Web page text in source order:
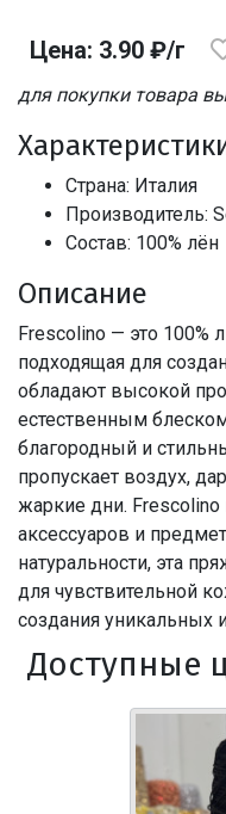
Цена: 3.90 ₽/г
для покупки товара
Страна: Италия
Производитель:
Состав: 100% лён
Описание
Frescolino — это 100%
подходящая для
обладают высокой
естественным
благородный и
пропускает воздух,
жаркие дни.
аксессуаров и
натуральности, эта
для чувствительной
создания уникальных
Доступные